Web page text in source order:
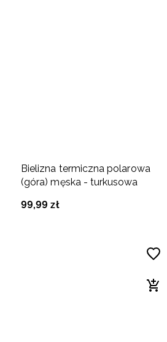
Bielizna termiczna polarowa
(góra) męska - turkusowa
99,99 zł